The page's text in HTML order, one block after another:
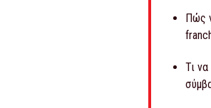
Πώς
Τι